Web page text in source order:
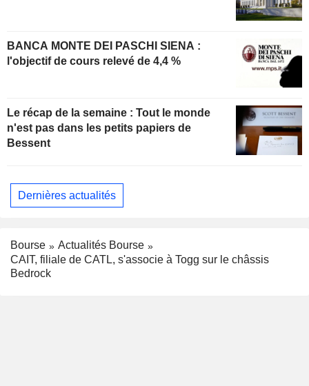
BANCA MONTE DEI PASCHI SIENA :
l'objectif de cours relevé de 4,4 %
Le récap de la semaine : Tout le monde
n'est pas dans les petits papiers de
Bessent
Dernières actualités
Bourse
Actualités Bourse
CAIT, filiale de CATL, s'associe à Togg sur le châssis
Bedrock